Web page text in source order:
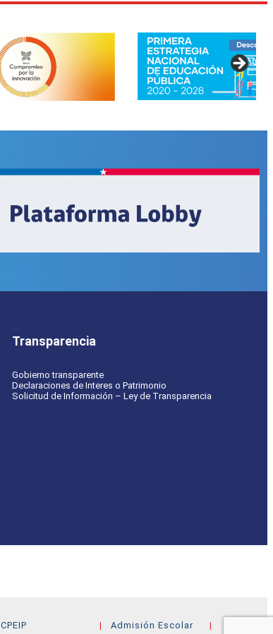
Transparencia
Gobierno transparente
Declaraciones de Interes o Patrimonio
Solicitud de Información – Ley de Transparencia
CPEIP
Admisión Escolar